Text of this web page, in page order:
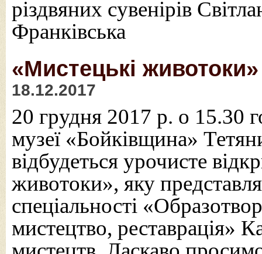
різдвяних сувенірів
Франківська
«Мистецькі
18.12.2017
20 грудня 2017 р. о 15.30
музеї «Бойківщина»
відбудеться урочисте
животоки», яку
спеціальності
мистецтво, реставрація»